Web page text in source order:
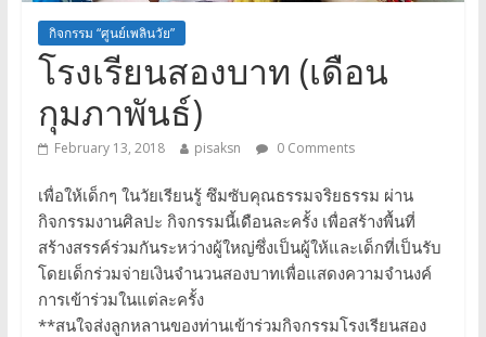
กิจกรรม “ศูนย์เพลินวัย”
โรงเรียนสองบาท (เดือน
กุมภาพันธ์)
February 13, 2018 pisaksn 0 Comments
เพื่อให้เด็กๆ ในวัยเรียนรู้ ซึมซับคุณธรรมจริยธรรม ผ่าน
กิจกรรมงานศิลปะ กิจกรรมนี้เดือนละครั้ง เพื่อสร้างพื้นที่
สร้างสรรค์ร่วมกันระหว่างผู้ใหญ่ซึ่งเป็นผู้ให้และเด็กที่เป็นรับ
โดยเด็กร่วมจ่ายเงินจำนวนสองบาทเพื่อแสดงความจำนงค์
การเข้าร่วมในแต่ละครั้ง
**สนใจส่งลูกหลานของท่านเข้าร่วมกิจกรรมโรงเรียนสอง